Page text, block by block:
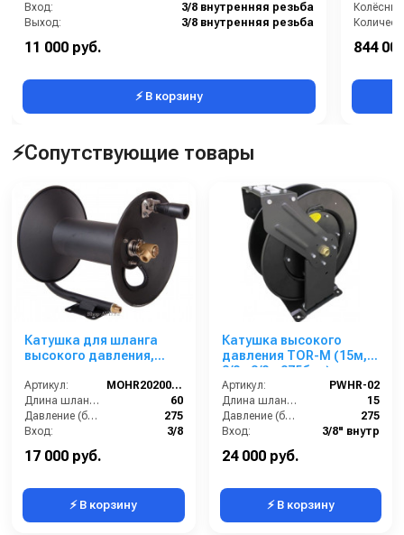
Вход:
3/8 внутренняя резьба
Выход:
3/8 внутренняя резьба
11 000 руб.
⚡ В корзину
844
⚡Сопутствующие товары
Катушка для шланга
высокого давления,
вместимость 3/8 60m,
275bar, 3/8внеш
Артикул:
MOHR2020004
Длина шланга (м):
60
Давление (бар):
275
Вход:
3/8
17 000 руб.
⚡ В корзину
Катушка высокого
давления TOR-M (15м,
3/8г-3/8г, 275бар)
Артикул:
PWHR-02
Длина шланга (м):
15
Давление (бар):
275
Вход:
3/8" внутр
24 000 руб.
⚡ В корзину